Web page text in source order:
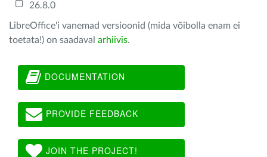
26.8.0
LibreOffice'i vanemad versioonid (mida võibolla enam ei
toetata!) on saadaval arhiivis.
DOCUMENTATION
PROVIDE FEEDBACK
JOIN THE PROJECT!